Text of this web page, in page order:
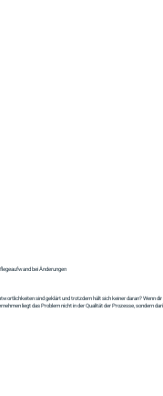
bei Änderungen
sind geklärt und trotzdem hält sich keiner daran? Wenn dir
liegt das Problem nicht in der Qualität der Prozesse, sondern